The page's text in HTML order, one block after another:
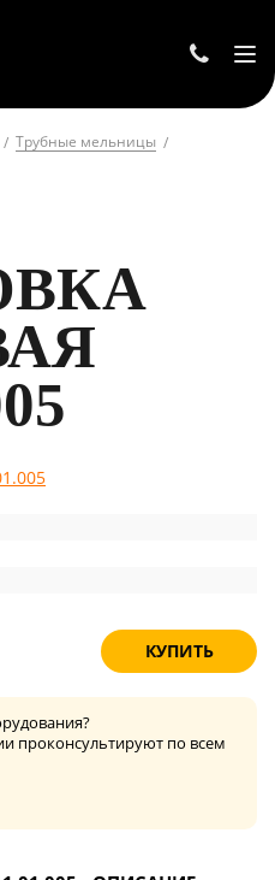
Трубные мельницы
КУПИТЬ
проконсультируют по всем